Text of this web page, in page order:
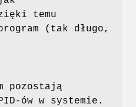
temu
(tak długo,
pozostają
ów w systemie.